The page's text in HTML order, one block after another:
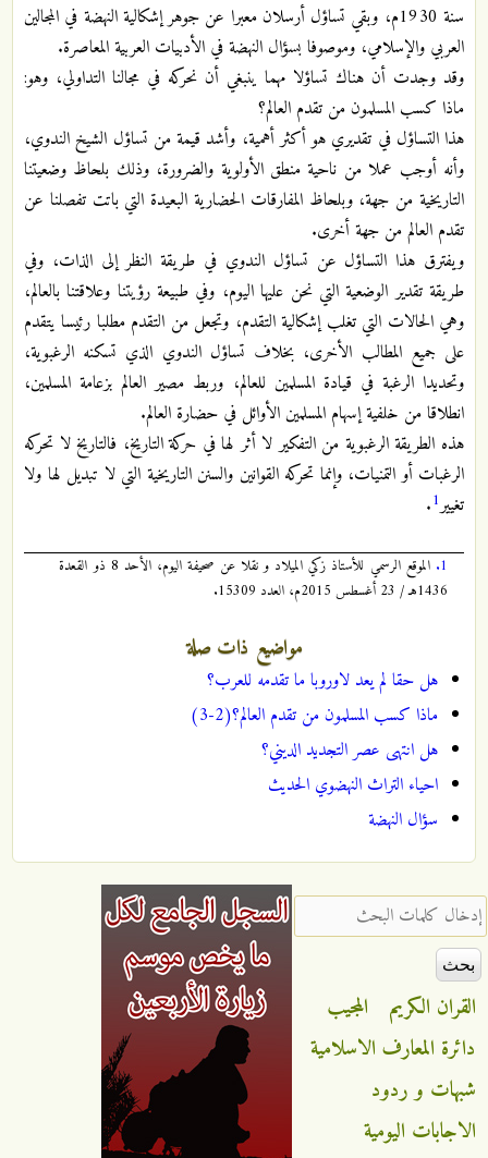
سنة 1930م، وبقي تساؤل أرسلان معبرا عن جوهر إشكالية النهضة في المجالين
العربي والإسلامي، وموصوفا بسؤال النهضة في الأدبيات العربية المعاصرة.
وقد وجدت أن هناك تساؤلا مهما ينبغي أن نحركه في مجالنا التداولي، وهو:
ماذا كسب المسلمون من تقدم العالم؟
هذا التساؤل في تقديري هو أكثر أهمية، وأشد قيمة من تساؤل الشيخ الندوي،
وأنه أوجب عملا من ناحية منطق الأولوية والضرورة، وذلك بلحاظ وضعيتنا
التاريخية من جهة، وبلحاظ المفارقات الحضارية البعيدة التي باتت تفصلنا عن
تقدم العالم من جهة أخرى.
ويفترق هذا التساؤل عن تساؤل الندوي في طريقة النظر إلى الذات، وفي
طريقة تقدير الوضعية التي نحن عليها اليوم، وفي طبيعة رؤيتنا وعلاقتنا بالعالم،
وهي الحالات التي تغلب إشكالية التقدم، وتجعل من التقدم مطلبا رئيسا يتقدم
على جميع المطالب الأخرى، بخلاف تساؤل الندوي الذي تسكنه الرغبوية،
وتحديدا الرغبة في قيادة المسلمين للعالم، وربط مصير العالم بزعامة المسلمين،
انطلاقا من خلفية إسهام المسلمين الأوائل في حضارة العالم.
هذه الطريقة الرغبوية من التفكير لا أثر لها في حركة التاريخ، فالتاريخ لا تحركه
الرغبات أو التمنيات، وإنما تحركه القوانين والسنن التاريخية التي لا تبديل لها ولا
تغيير1
.
1.
الموقع الرسمي للأستاذ زكي الميلاد و نقلا عن صحيفة اليوم، الأحد 8 ذو القعدة
1436هـ / 23 أغسطس 2015م، العدد 15309.
مواضيع ذات صلة
هل حقا لم يعد لاوروبا ما تقدمه للعرب؟
ماذا كسب المسلمون من تقدم العالم؟(2-3)
هل انتهى عصر التجديد الديني؟
احياء التراث النهضوي الحديث
سؤال النهضة
‏إدخال كلمات البحث ‏
القران الكريم
المجيب
دائرة المعارف الاسلامية
شبهات و ردود
الاجابات اليومية